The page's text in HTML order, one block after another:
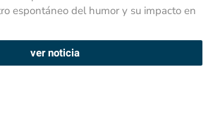
espontáneo del humor y su impacto en
ver noticia